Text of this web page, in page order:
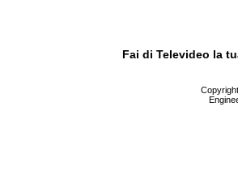
Fai di Televideo la